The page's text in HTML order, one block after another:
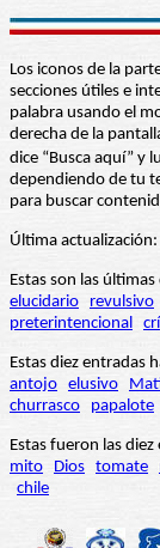
Los iconos de la
secciones útiles e
palabra usando el
derecha de la
dice “Busca aquí”
dependiendo de tu
para buscar
Última
Estas son las
elucidario
revulsivo
preterintencional
Estas diez entradas
antojo elusivo
churrasco
papalote
Estas fueron las
mito
Dios tomate
chile